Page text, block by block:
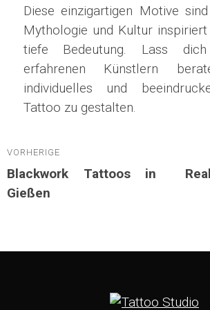
Diese einzigartigen Motive
Mythologie und Kultur
tiefe Bedeutung. Lass
erfahrenen Künstlern
individuelles und
Tattoo zu gestalten.
Beitragsnavigation
VORHERIGE
Vorheriger
Beitrag
Blackwork Tattoos in
Gießen
Nächster